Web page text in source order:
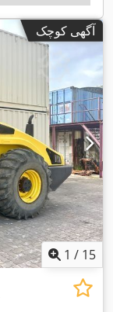
آگهی کوچک
1 / 15